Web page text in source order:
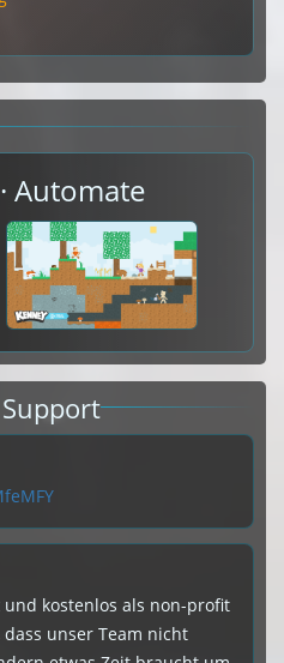
Automate
kostenlos als non-profit
unser Team nicht